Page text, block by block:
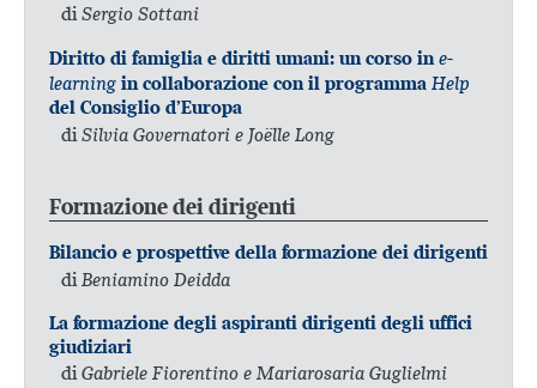
diSergio Sottani
Diritto di famiglia e diritti umani: un corso ine-
learning in collaborazione con il programma Help
del Consiglio d’Europa
di Silvia Governatori e Joëlle Long
Formazione dei dirigenti
Bilancio e prospettive della formazione dei dirigenti
di Beniamino Deidda
La formazione degli aspiranti dirigenti degli uffici
giudiziari
diGabriele Fiorentino e Mariarosaria Guglielmi